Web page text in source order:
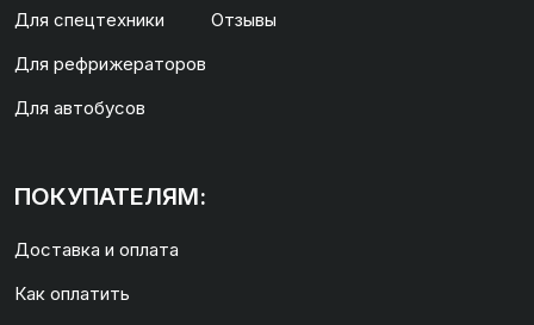
Для спецтехники
Для рефрижераторов
Для автобусов
Отзывы
ПОКУПАТЕЛЯМ:
Доставка и оплата
Как оплатить